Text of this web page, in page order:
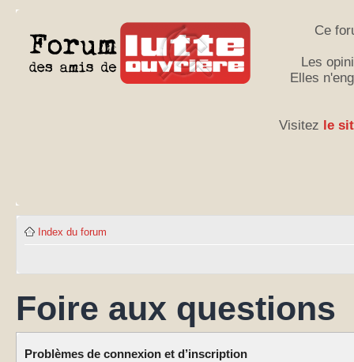
Ce
Les
Elles
Visitez le
Index du forum
Foire aux questions
Problèmes de connexion et d’inscription